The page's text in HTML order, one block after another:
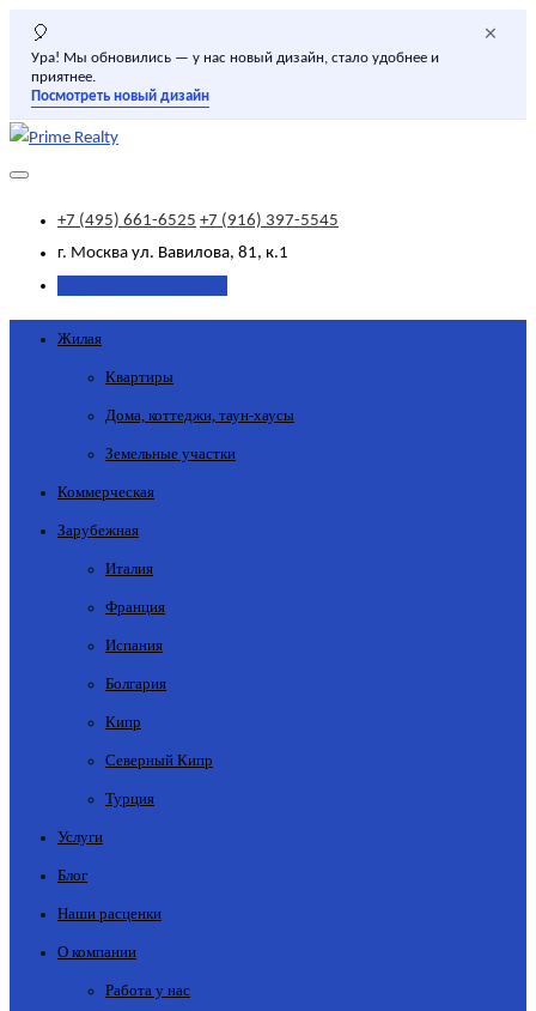
🎈
Ура! Мы обновились — у нас новый дизайн, стало удобнее и
приятнее.
Посмотреть новый дизайн
×
+7 (495) 661-6525 +7 (916) 397-5545
г. Москва ул. Вавилова, 81, к.1
Жилая
Квартиры
Дома, коттеджи, таун-хаусы
Земельные участки
Коммерческая
Зарубежная
Италия
Франция
Испания
Болгария
Кипр
Северный Кипр
Турция
Услуги
Блог
Наши расценки
О компании
Работа у нас